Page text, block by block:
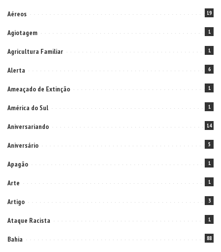
Aéreos 19
Agiotagem 1
Agricultura Familiar 1
Alerta 6
Ameaçado de Extinção 1
América do Sul 1
Aniversariando 14
Aniversário 5
Apagão 1
Arte 1
Artigo 3
Ataque Racista 1
Bahia 88